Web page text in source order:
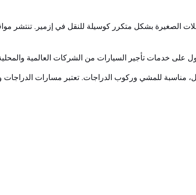
الصغيرة بشكل متكرر كوسيلة للنقل في إزمير. تنتشر
على خدمات تأجير السيارات من الشركات العالمية
مناسبة للمشي وركوب الدراجات. تعتبر مسارات الدراجات